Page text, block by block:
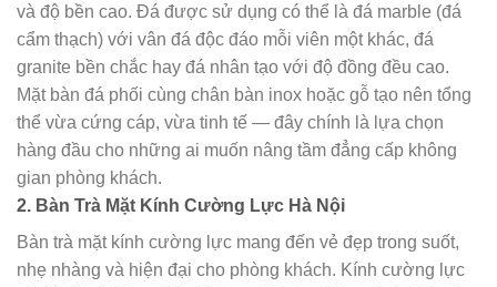
và độ bền cao. Đá được sử dụng có thể là đá marble (đá
cẩm thạch) với vân đá độc đáo mỗi viên một khác, đá
granite bền chắc hay đá nhân tạo với độ đồng đều cao.
Mặt bàn đá phối cùng chân bàn inox hoặc gỗ tạo nên tổng
thể vừa cứng cáp, vừa tinh tế — đây chính là lựa chọn
hàng đầu cho những ai muốn nâng tầm đẳng cấp không
gian phòng khách.
2. Bàn Trà Mặt Kính Cường Lực Hà Nội
Bàn trà mặt kính cường lực mang đến vẻ đẹp trong suốt,
nhẹ nhàng và hiện đại cho phòng khách. Kính cường lực